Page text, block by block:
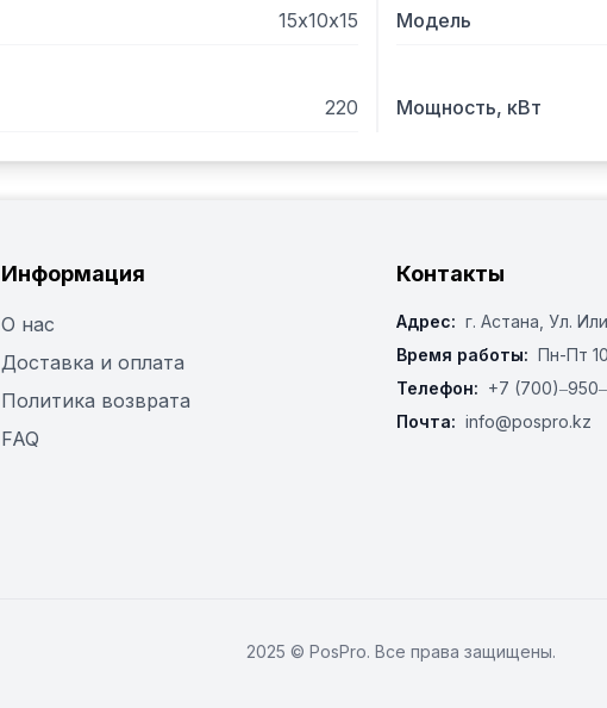
15х10х15 Модель
220 Мощность, кВт
Информация
О нас
Доставка и оплата
Политика возврата
FAQ
Контакты
Адрес: г. Астана, ​Ул.
Время работы: Пн-Пт
Телефон: +7
Почта: info@pospro.kz
2025 © PosPro. Все права защищены.